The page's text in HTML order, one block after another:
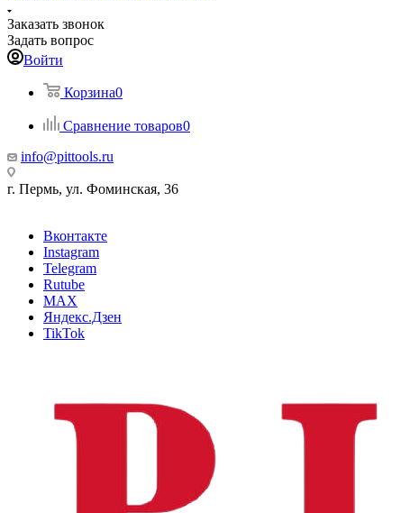
Заказать звонок
Задать вопрос
Войти
Корзина0
Сравнение товаров0
info@pittools.ru
г. Пермь, ул. Фоминская, 36
Вконтакте
Instagram
Telegram
Rutube
MAX
Яндекс.Дзен
TikTok